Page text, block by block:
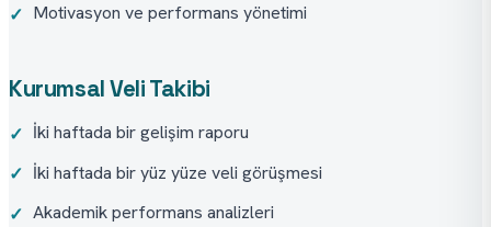
✓ Motivasyon ve performans yönetimi
Kurumsal Veli Takibi
✓ İki haftada bir gelişim raporu
✓ İki haftada bir yüz yüze veli görüşmesi
✓ Akademik performans analizleri